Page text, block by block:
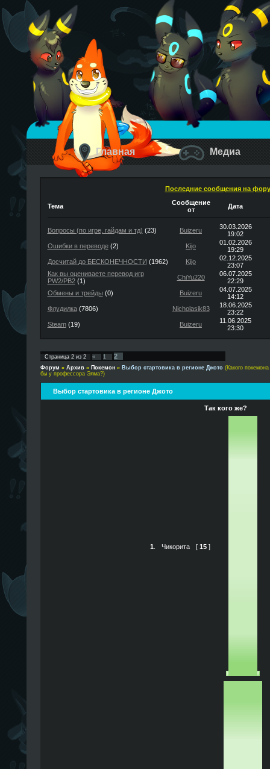
Главная Медиа
Последние сообщения на
Тема
Сообщение
от
Дата
Вопросы (по игре, гайдам и тд) (23) Buizeru
30.03.2026
19:02
Ошибки в переводе(2) Kijo
01.02.2026
19:29
Досчитай до БЕСКОНЕЧНОСТИ (1962) Kijo
02.12.2025
23:07
Как вы оцениваете перевод игр
PW2/PB2(1) ChiYu220
06.07.2025
22:29
Обмены и трейды (0) Buizeru
04.07.2025
14:12
Флудилка(7806) Nicholasik83
18.06.2025
23:22
Steam(19) Buizeru
11.06.2025
23:30
Страница 2из 2 « 1 2
Форум » Архив » Покемон » Выбор стартовика в регионе Джото (Какого покемона
бы у профессора Элма?)
Выбор стартовика в регионе Джото
Так кого же?
1 Чикорита [ 15 ]